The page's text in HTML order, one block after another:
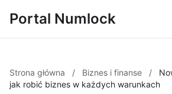
Portal Numlock
Strona główna / Biznes i finanse /
jak robić biznes w każdych warunkach